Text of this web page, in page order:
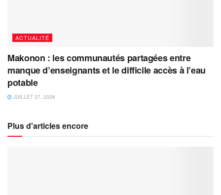
ACTUALITÉ
Makonon : les communautés partagées entre
manque d’enseignants et le difficile accès à l’eau
potable
JUILLET 27, 2026
Plus d'articles encore